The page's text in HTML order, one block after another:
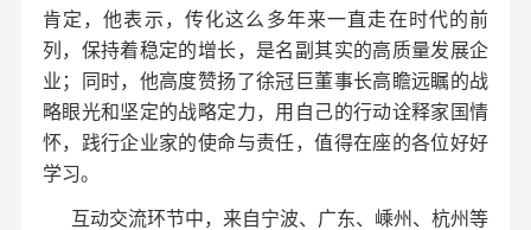
肯定，他表示，传化这么多年来一直走在时代的前
列，保持着稳定的增长，是名副其实的高质量发展企
业；同时，他高度赞扬了徐冠巨董事长高瞻远瞩的战
略眼光和坚定的战略定力，用自己的行动诠释家国情
怀，践行企业家的使命与责任，值得在座的各位好好
学习。
互动交流环节中，来自宁波、广东、嵊州、杭州等